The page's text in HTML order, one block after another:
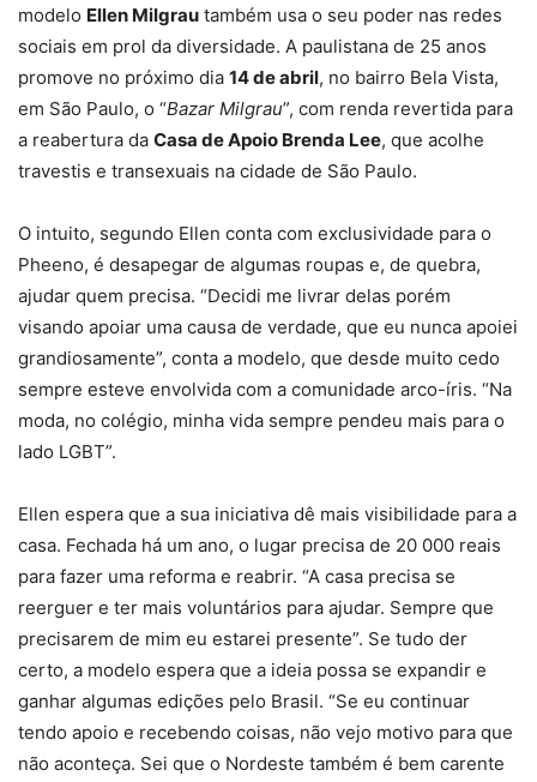
modelo Ellen Milgrau também usa o seu poder nas redes
sociais em prol da diversidade. A paulistana de 25 anos
promove no próximo dia 14 de abril, no bairro Bela Vista,
em São Paulo, o “Bazar Milgrau”, com renda revertida para
a reabertura da Casa de Apoio Brenda Lee, que acolhe
travestis e transexuais na cidade de São Paulo.
O intuito, segundo Ellen conta com exclusividade para o
Pheeno, é desapegar de algumas roupas e, de quebra,
ajudar quem precisa. “Decidi me livrar delas porém
visando apoiar uma causa de verdade, que eu nunca apoiei
grandiosamente”, conta a modelo, que desde muito cedo
sempre esteve envolvida com a comunidade arco-íris. “Na
moda, no colégio, minha vida sempre pendeu mais para o
lado LGBT”.
Ellen espera que a sua iniciativa dê mais visibilidade para a
casa. Fechada há um ano, o lugar precisa de 20 000 reais
para fazer uma reforma e reabrir. “A casa precisa se
reerguer e ter mais voluntários para ajudar. Sempre que
precisarem de mim eu estarei presente”. Se tudo der
certo, a modelo espera que a ideia possa se expandir e
ganhar algumas edições pelo Brasil. “Se eu continuar
tendo apoio e recebendo coisas, não vejo motivo para que
não aconteça. Sei que o Nordeste também é bem carente